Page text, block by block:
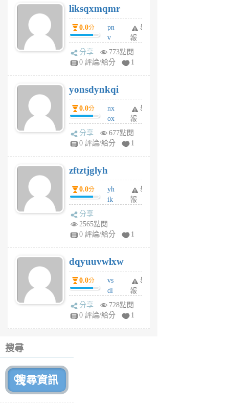
6
個
月
前
liksqxmqmr
0.0分
pn
v
wt
sv
6
個
月
前
舉
報
分享
773點閱
0 評論/給分
1
yonsdynkqi
0.0分
nx
ox
rh
pe
月
前
舉
報
分享
677點閱
0 評論/給分
1
zftztjglyh
0.0分
yh
ik
tu
6
個
月
前
舉
報
分享
2565點閱
0 評論/給分
1
dqyuuvwlxw
0.0分
vs
dl
sq
fy
舉
報
分享
728點閱
0 評論/給分
1
搜尋